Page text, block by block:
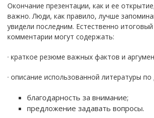
Окончание презентации, как и ее
важно. Люди, как правило, лучше
увидели последним. Естественно
комментарии могут содержать:
· краткое резюме важных фактов и
· описание использованной литературы
благодарность за внимание;
предложение задавать вопросы.